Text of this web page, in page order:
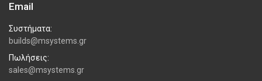
Email
Συστήματα:
builds@msystems.gr
Πωλήσεις:
sales@msystems.gr